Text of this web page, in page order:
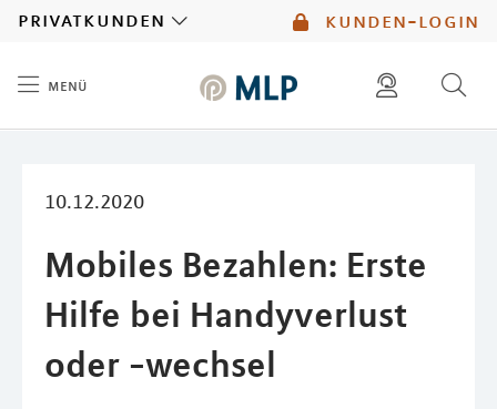
kunden-login
privatkunden
menü
10.12.2020
Mobiles Bezahlen: Erste
Hilfe bei Handyverlust
oder -wechsel